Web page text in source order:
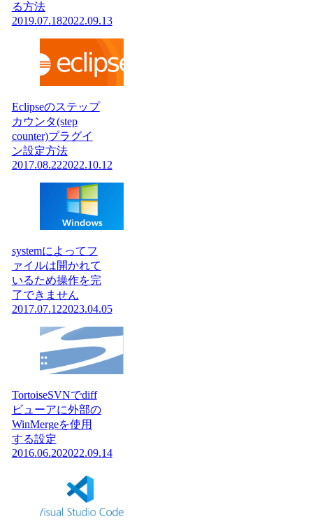
る方法
2019.07.182022.09.13
Eclipseのステップ
カウンタ(step
counter)プラグイ
ン設定方法
2017.08.222022.10.12
systemによってフ
ァイルは開かれて
いるため操作を完
了できません
2017.07.122023.04.05
TortoiseSVNでdiff
ビューアに外部の
WinMergeを使用
する設定
2016.06.202022.09.14